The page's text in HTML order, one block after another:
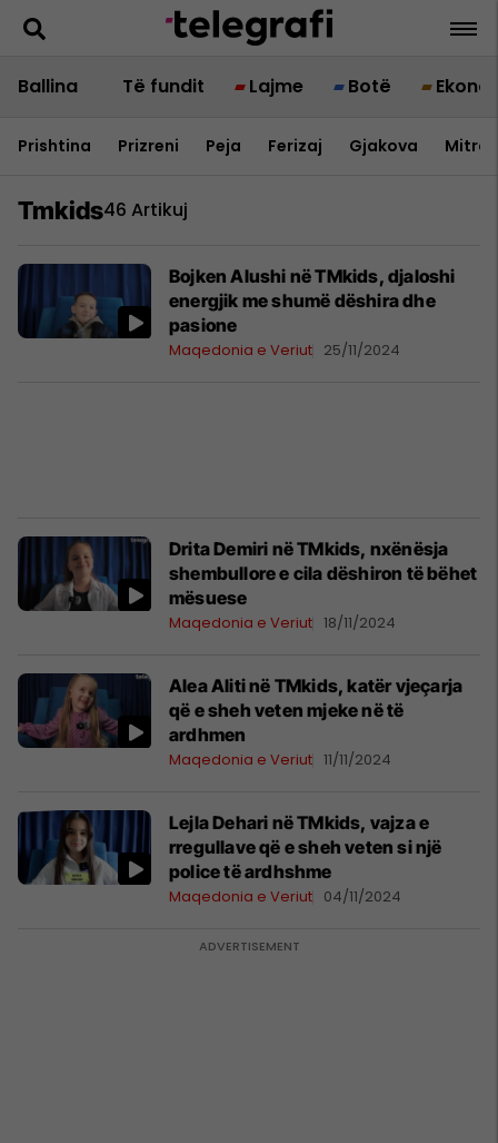
Ballina Të fundit Lajme Botë
Prishtina Prizreni Peja Ferizaj Gjakova
Tmkids46 Artikuj
Bojken Alushi në TMkids, djaloshi
energjik me shumë dëshira dhe
pasione
Maqedonia e Veriut 25/11/2024
Drita Demiri në TMkids, nxënësja
shembullore e cila dëshiron të bëhet
mësuese
Maqedonia e Veriut 18/11/2024
Alea Aliti në TMkids, katër vjeçarja
që e sheh veten mjeke në të
ardhmen
Maqedonia e Veriut 11/11/2024
Lejla Dehari në TMkids, vajza e
rregullave që e sheh veten si një
police të ardhshme
Maqedonia e Veriut 04/11/2024